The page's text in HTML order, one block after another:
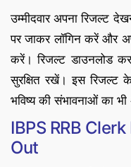
उम्मीदवार अपना रिजल्ट
पर जाकर लॉगिन करें और
करें। रिजल्ट डाउनलोड
सुरक्षित रखें। इस रिजल्ट
भविष्य की संभावनाओं का भी
IBPS RRB
Out